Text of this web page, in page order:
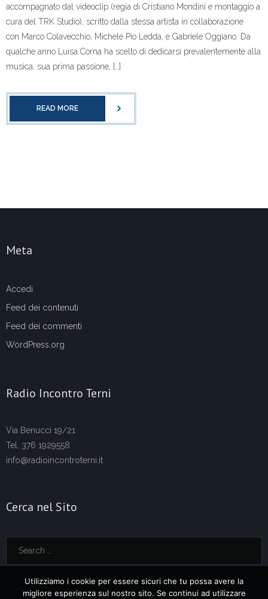
accompagnato dal videoclip (regia di Cristiano Mondini e montaggio a
cura del TRK Studio), scritto dalla stessa artista in collaborazione
con Marco Colavecchio, Michele Pio Ledda, e Gabriele Oggiano. Da
qualche anno Luisa Corna ha scelto di dedicarsi prevalentemente alla
musica, sua prima passione, […]
READ MORE
Meta
Accedi
Feed dei contenuti
Feed dei commenti
WordPress.org
Radio Incontro Terni
Via Benucci 19/21
Tel. 376 1929558
info@radioincontroterni.it
Cerca nel Sito
Utilizziamo i cookie per essere sicuri che tu possa avere la
migliore esperienza sul nostro sito. Se continui ad utilizzare